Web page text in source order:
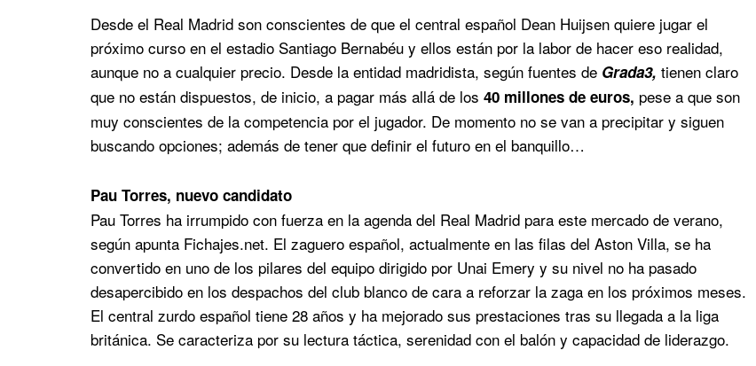
Desde el Real Madrid son conscientes de que el central español Dean Huijsen quiere jugar el
próximo curso en el estadio Santiago Bernabéu y ellos están por la labor de hacer eso realidad,
aunque no a cualquier precio. Desde la entidad madridista, según fuentes de Grada3, tienen claro
que no están dispuestos, de inicio, a pagar más allá de los 40 millones de euros, pese a que son
muy conscientes de la competencia por el jugador. De momento no se van a precipitar y siguen
buscando opciones; además de tener que definir el futuro en el banquillo…
Pau Torres, nuevo candidato
Pau Torres ha irrumpido con fuerza en la agenda del Real Madrid para este mercado de verano,
según apunta Fichajes.net. El zaguero español, actualmente en las filas del Aston Villa, se ha
convertido en uno de los pilares del equipo dirigido por Unai Emery y su nivel no ha pasado
desapercibido en los despachos del club blanco de cara a reforzar la zaga en los próximos meses.
El central zurdo español tiene 28 años y ha mejorado sus prestaciones tras su llegada a la liga
británica. Se caracteriza por su lectura táctica, serenidad con el balón y capacidad de liderazgo.